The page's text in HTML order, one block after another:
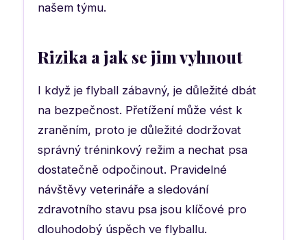
našem týmu.
Rizika a jak se jim vyhnout
I když je flyball zábavný, je důležité dbát
na bezpečnost. Přetížení může vést k
zraněním, proto je důležité dodržovat
správný tréninkový režim a nechat psa
dostatečně odpočinout. Pravidelné
návštěvy veterináře a sledování
zdravotního stavu psa jsou klíčové pro
dlouhodobý úspěch ve flyballu.